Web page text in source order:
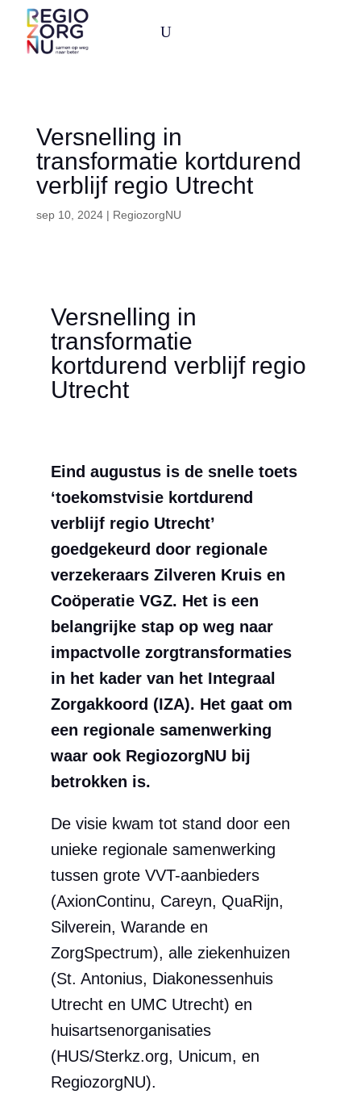
U
Versnelling in
transformatie kortdurend
verblijf regio Utrecht
sep 10, 2024| RegiozorgNU
Versnelling in
transformatie
kortdurend verblijf regio
Utrecht
Eind augustus is de snelle toets
‘toekomstvisie kortdurend
verblijf regio Utrecht’
goedgekeurd door regionale
verzekeraars Zilveren Kruis en
Coöperatie VGZ. Het is een
belangrijke stap op weg naar
impactvolle zorgtransformaties
in het kader van het Integraal
Zorgakkoord (IZA). Het gaat om
een regionale samenwerking
waar ook RegiozorgNU bij
betrokken is.
De visie kwam tot stand door een
unieke regionale samenwerking
tussen grote VVT-aanbieders
(AxionContinu, Careyn, QuaRijn,
Silverein, Warande en
ZorgSpectrum), alle ziekenhuizen
(St. Antonius, Diakonessenhuis
Utrecht en UMC Utrecht) en
huisartsenorganisaties
(HUS/Sterkz.org, Unicum, en
RegiozorgNU).